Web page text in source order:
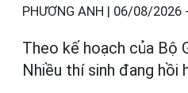
PHƯƠNG ANH | 06/08/2026
Theo kế hoạch của Bộ
Nhiều thí sinh đang